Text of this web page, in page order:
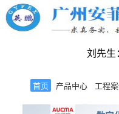
刘先生
首页 产品中心 工程